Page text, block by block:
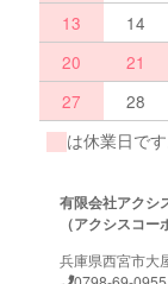
13
14
20
21
27
28
は休業日です
有限会社アクシ
（アクシスコー
兵庫県西宮市大